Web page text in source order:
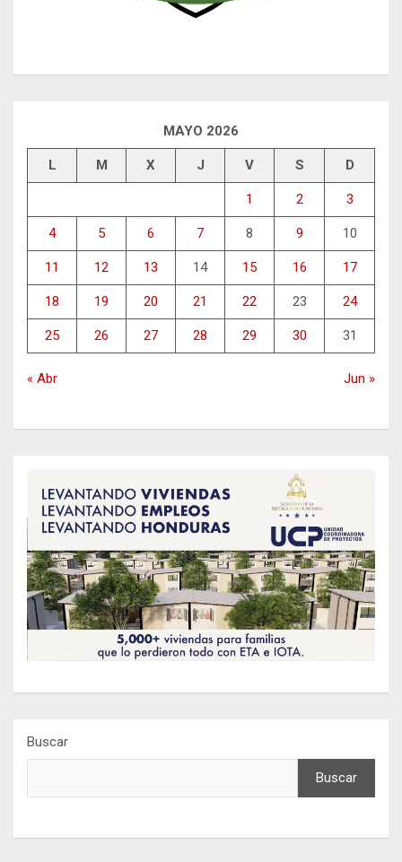
MAYO 2026
L M X J V S D
1 2 3
4 5 6 7 8 9 10
11 12 13 14 15 16 17
18 19 20 21 22 23 24
25 26 27 28 29 30 31
« Abr Jun »
Buscar
Buscar